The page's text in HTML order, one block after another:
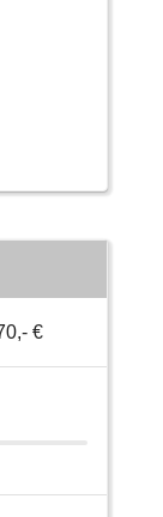
€